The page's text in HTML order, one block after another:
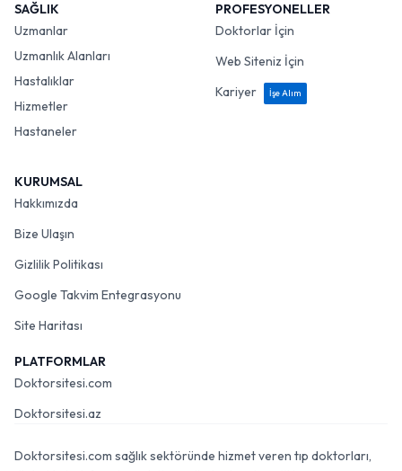
SAĞLIK
Uzmanlar
Uzmanlık Alanları
Hastalıklar
Hizmetler
Hastaneler
PROFESYONELLER
Doktorlar İçin
Web Siteniz İçin
Kariyer
İşe Alım
KURUMSAL
Hakkımızda
Bize Ulaşın
Gizlilik Politikası
Google Takvim Entegrasyonu
Site Haritası
PLATFORMLAR
Doktorsitesi.com
Doktorsitesi.az
Doktorsitesi.com sağlık sektöründe hizmet veren tıp doktorları,